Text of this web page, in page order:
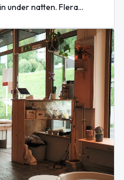
under natten. Flera